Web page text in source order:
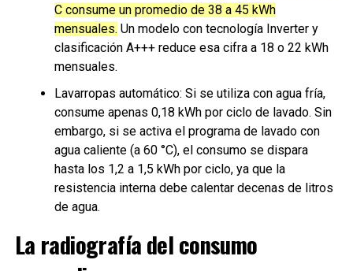
C consume un promedio de 38 a 45 kWh
mensuales. Un modelo con tecnología Inverter y
clasificación A+++ reduce esa cifra a 18 o 22 kWh
mensuales.
Lavarropas automático: Si se utiliza con agua fría,
consume apenas 0,18 kWh por ciclo de lavado. Sin
embargo, si se activa el programa de lavado con
agua caliente (a 60 °C), el consumo se dispara
hasta los 1,2 a 1,5 kWh por ciclo, ya que la
resistencia interna debe calentar decenas de litros
de agua.
La radiografía del consumo